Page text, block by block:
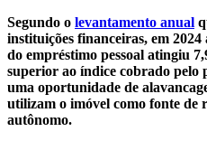
Segundo o levantamento anual
instituições financeiras, em 2024
do empréstimo pessoal atingiu
superior ao índice cobrado pelo
uma oportunidade de
utilizam o imóvel como fonte de
autônomo.